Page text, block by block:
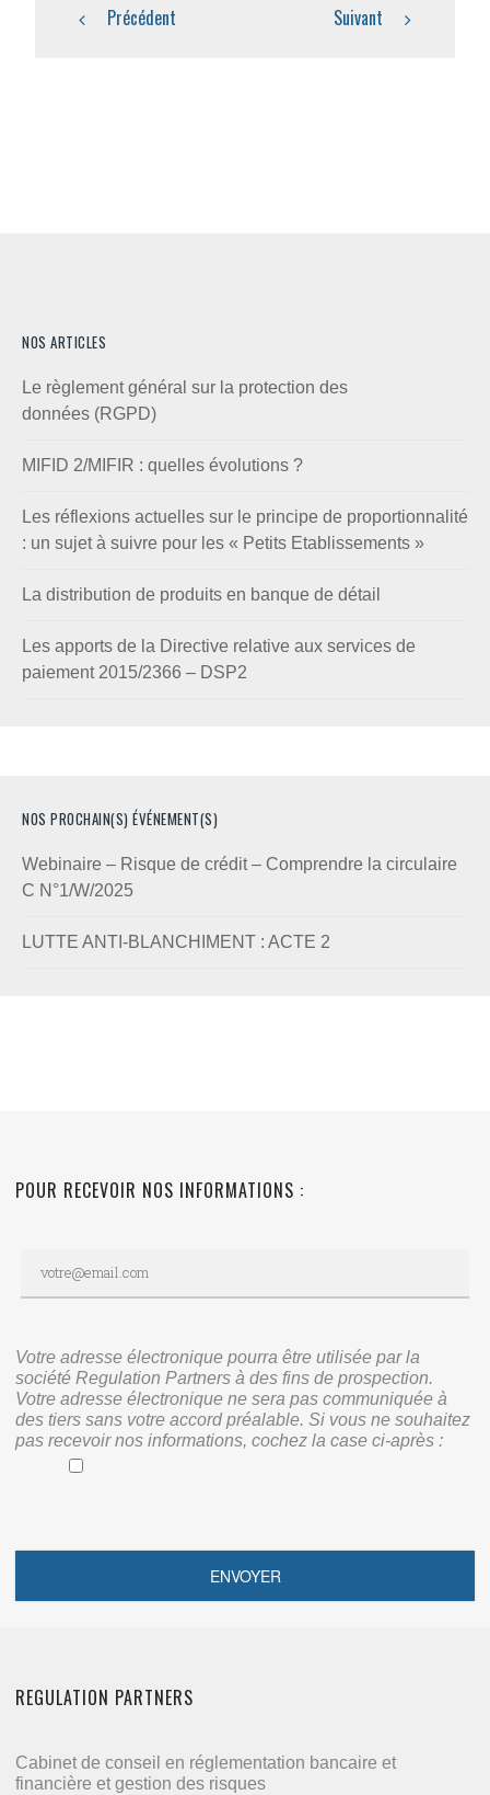
Précédent Suivant
NOS ARTICLES
Le règlement général sur la protection des
données (RGPD)
MIFID 2/MIFIR : quelles évolutions ?
Les réflexions actuelles sur le principe de proportionnalité
: un sujet à suivre pour les « Petits Etablissements »
La distribution de produits en banque de détail
Les apports de la Directive relative aux services de
paiement 2015/2366 – DSP2
NOS PROCHAIN(S) ÉVÉNEMENT(S)
Webinaire – Risque de crédit – Comprendre la circulaire
C N°1/W/2025
LUTTE ANTI-BLANCHIMENT : ACTE 2
POUR RECEVOIR NOS INFORMATIONS :
Votre adresse électronique pourra être utilisée par la
société Regulation Partners à des fins de prospection.
Votre adresse électronique ne sera pas communiquée à
des tiers sans votre accord préalable. Si vous ne souhaitez
pas recevoir nos informations, cochez la case ci-après :
REGULATION PARTNERS
Cabinet de conseil en réglementation bancaire et
financière et gestion des risques